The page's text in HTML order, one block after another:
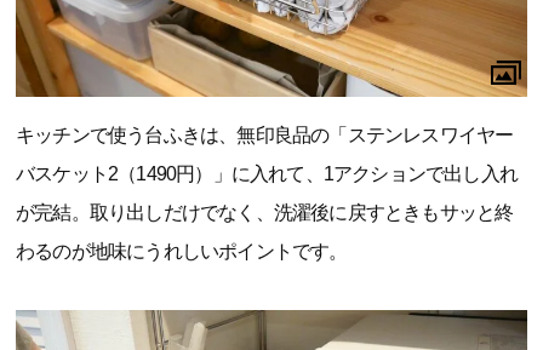
キッチンで使う台ふきは、無印良品の「ステンレスワイヤー
バスケット2（1490円）」に入れて、1アクションで出し入れ
が完結。取り出しだけでなく、洗濯後に戻すときもサッと終
わるのが地味にうれしいポイントです。